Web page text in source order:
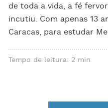
de toda a vida, a fé
incutiu. Com apenas 13
Caracas, para estudar
Tempo de leitura: 2 min